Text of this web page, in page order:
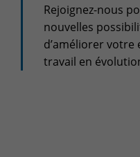
+32(0)4 239.89.39
logistics-
Service Facturation
Rejoignez-nous
nouvelles
d’améliorer
travail en